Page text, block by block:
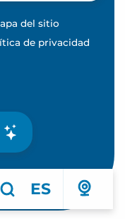
favoris
Buscar
ES
del sitio
de privacidad